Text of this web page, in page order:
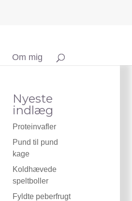
Om mig
Nyeste
indlæg
Proteinvafler
Pund til pund
kage
Koldhævede
speltboller
Fyldte peberfrugt